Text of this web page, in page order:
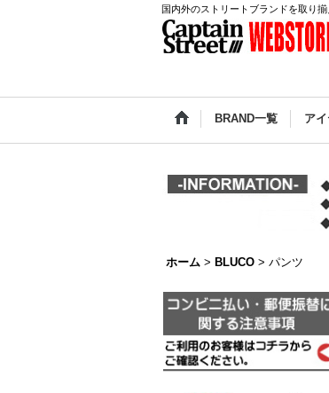
国内外のストリートブランドを取り
BRAND一覧 ア
ホーム > BLUCO > パンツ